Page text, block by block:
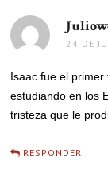
24 DE
Isaac fue el
estudiando en los
tristeza que le
RESPONDER